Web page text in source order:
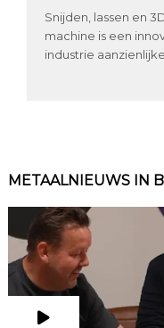
Snijden, lassen en
machine is een
industrie
METAALNIEUWS IN